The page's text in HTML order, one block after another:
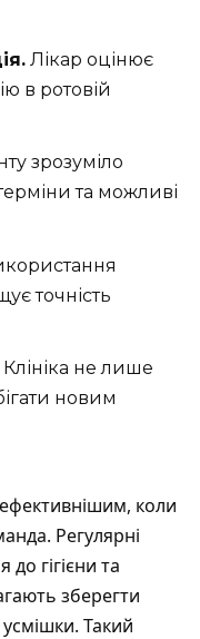
Лікар оцінює
в ротовій
зрозуміло
та можливі
точність
Клініка не лише
новим
коли
Регулярні
гігієни та
зберегти
усмішки. Такий